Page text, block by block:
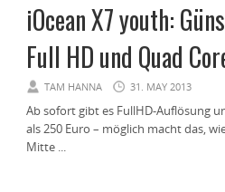
iOcean X7 youth:
Full HD und Quad
TAM HANNA 31. MAY 2013
Ab sofort gibt es FullHD-Auflösung
als 250 Euro – möglich macht das,
Mitte ...